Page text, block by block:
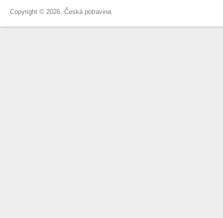
Copyright © 2026, Česká potravina.